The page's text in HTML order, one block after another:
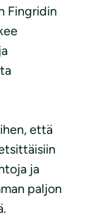
Fingridin
että
ja
paljon